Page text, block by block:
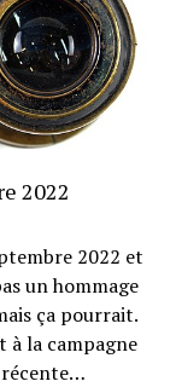
2022
2022 et
un hommage
ça pourrait.
à la campagne
récente…